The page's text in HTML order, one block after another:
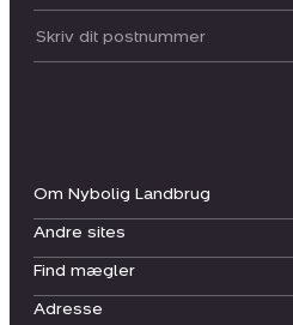
Om Nybolig Landbrug
Andre sites
Find mægler
Adresse
Postnummer